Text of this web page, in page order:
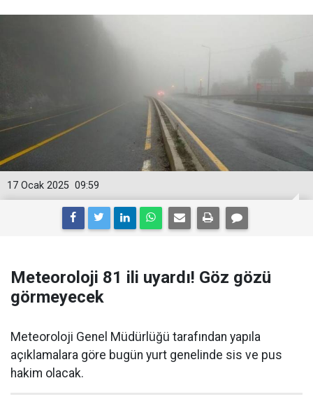
09:59
17 Ocak 2025
Meteoroloji 81 ili uyardı! Göz gözü
görmeyecek
Meteoroloji Genel Müdürlüğü tarafından yapıla
açıklamalara göre bugün yurt genelinde sis ve pus
hakim olacak.